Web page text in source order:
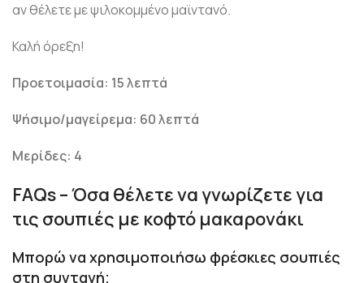
αν θέλετε με ψιλοκομμένο μαϊντανό.
Καλή όρεξη!
Προετοιμασία: 15 λεπτά
Ψήσιμο/μαγείρεμα: 60 λεπτά
Μερίδες: 4
FAQs – Όσα θέλετε να γνωρίζετε για
τις σουπιές με κοφτό μακαρονάκι
Μπορώ να χρησιμοποιήσω φρέσκιες σουπιές
στη συνταγή;